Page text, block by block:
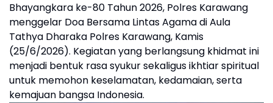
Bhayangkara ke-80 Tahun 2026, Polres Karawang
menggelar Doa Bersama Lintas Agama di Aula
Tathya Dharaka Polres Karawang, Kamis
(25/6/2026). Kegiatan yang berlangsung khidmat ini
menjadi bentuk rasa syukur sekaligus ikhtiar spiritual
untuk memohon keselamatan, kedamaian, serta
kemajuan bangsa Indonesia.